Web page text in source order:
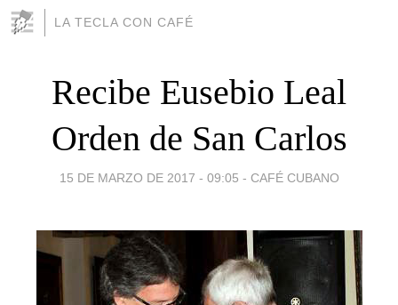
LA TECLA CON CAFÉ
Recibe Eusebio Leal
Orden de San Carlos
15 DE MARZO DE 2017 - 09:05 - CAFÉ CUBANO